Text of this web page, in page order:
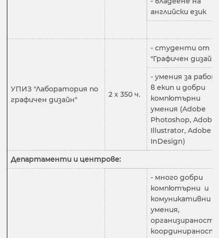
английски език
УПИЗ "Лаборатория по
графичен дизайн"
2 х 350 ч.
- студенти от
"Графичен дизайн"
- умения за
в екип и добри
компютърни
умения (Adobe
Photoshop, Adobe
Illustrator, Adobe
InDesign)
Департаменти и центрове:
- много добри
компютърни и
комуникативни
умения,
организираност
координираност